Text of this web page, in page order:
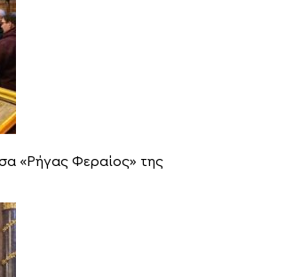
«Ρήγας Φεραίος» της